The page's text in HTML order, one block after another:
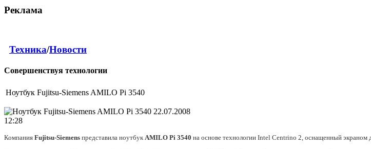
Реклама
Техника/Новости
Совершенствуя технологии
Ноутбук Fujitsu-Siemens AMILO Pi 3540
22.07.2008
12:28
Компания Fujitsu-Siemens представила ноутбук AMILO Pi 3540 на основе технологии Intel Centrino 2, оснащенный экраном